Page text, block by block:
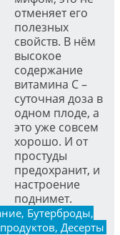
отменяет его
полезных
свойств. В нём
высокое
содержание
витамина С –
суточная доза в
одном плоде, а
это уже совсем
хорошо. И от
простуды
предохранит, и
настроение
поднимет.
Бутерброды,
Десерты